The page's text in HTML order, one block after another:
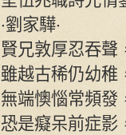
‧劉家驊‧
賢兄敦厚忍吞聲
雖越古稀仍幼稚
無端懊惱常頻發
恐是癡呆前症影